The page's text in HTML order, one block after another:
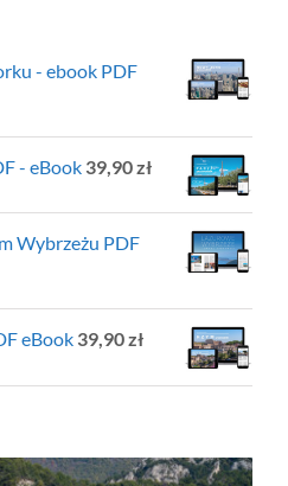
- ebook PDF
- eBook 39,90zł
Wybrzeżu PDF
eBook 39,90zł